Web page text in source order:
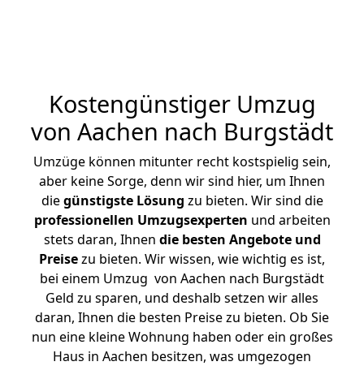
Kostengünstiger Umzug
von Aachen nach Burgstädt
Umzüge können mitunter recht kostspielig sein,
aber keine Sorge, denn wir sind hier, um Ihnen
diegünstigste Lösung zu bieten. Wir sind die
professionellen Umzugsexperten und arbeiten
stets daran, Ihnen die besten Angebote und
Preisezu bieten. Wir wissen, wie wichtig es ist,
bei einem Umzug von Aachen nach Burgstädt
Geld zu sparen, und deshalb setzen wir alles
daran, Ihnen die besten Preise zu bieten. Ob Sie
nun eine kleine Wohnung haben oder ein großes
Haus in Aachen besitzen, was umgezogen